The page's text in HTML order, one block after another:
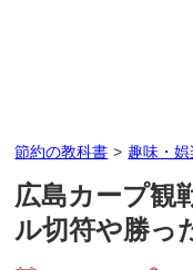
節約の教科書 > 趣味・
広島カープ観
ル切符や勝っ